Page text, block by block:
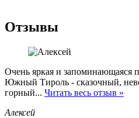
Отзывы
Очень яркая и запоминающаяся
Южный Тироль - сказочный,
горный... Читать весь отзыв »
Алексей